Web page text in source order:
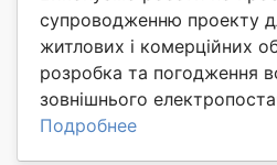
супроводженню проекту
житлових і комерційних
розробка та погодження
зовнішнього
Подробнее